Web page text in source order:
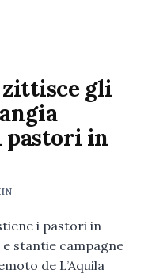
gli
pastori in
i pastori in
stantie campagne
de L’Aquila